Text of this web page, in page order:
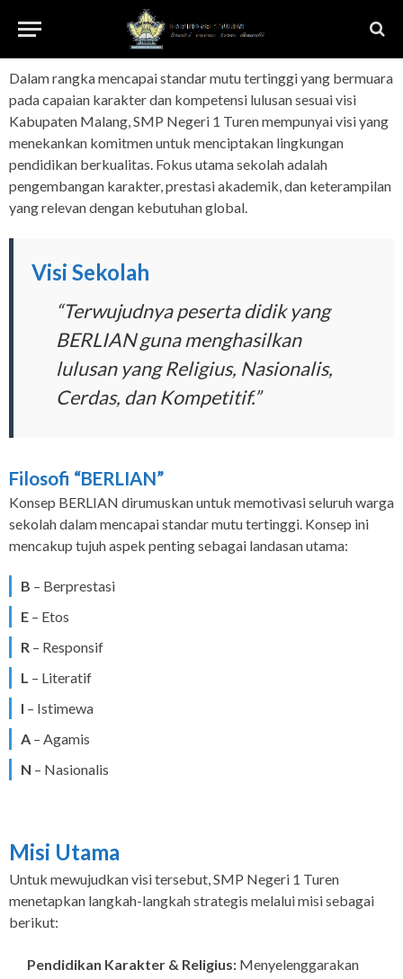
Dalam rangka mencapai standar mutu tertinggi yang bermuara
pada capaian karakter dan kompetensi lulusan sesuai visi
Kabupaten Malang, SMP Negeri 1 Turen mempunyai visi yang
menekankan komitmen untuk menciptakan lingkungan
pendidikan berkualitas. Fokus utama sekolah adalah
pengembangan karakter, prestasi akademik, dan keterampilan
yang relevan dengan kebutuhan global.
Visi Sekolah
“Terwujudnya peserta didik yang
BERLIAN guna menghasilkan
lulusan yang Religius, Nasionalis,
Cerdas, dan Kompetitif.”
Filosofi “BERLIAN”
Konsep BERLIAN dirumuskan untuk memotivasi seluruh warga
sekolah dalam mencapai standar mutu tertinggi. Konsep ini
mencakup tujuh aspek penting sebagai landasan utama:
B – Berprestasi
E – Etos
R – Responsif
L – Literatif
I – Istimewa
A – Agamis
N – Nasionalis
Misi Utama
Untuk mewujudkan visi tersebut, SMP Negeri 1 Turen
menetapkan langkah-langkah strategis melalui misi sebagai
berikut:
Pendidikan Karakter & Religius: Menyelenggarakan